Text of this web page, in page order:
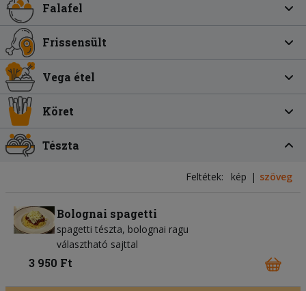
Falafel
Frissensült
Vega étel
Köret
Tészta
Feltétek: kép szöveg
Bolognai spagetti
spagetti tészta bolognai ragu
választható sajttal
3 950 Ft